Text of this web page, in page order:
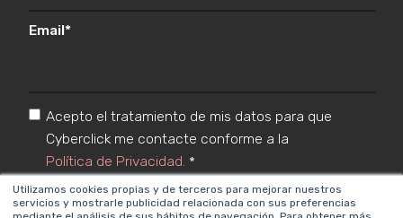
Utilizamos cookies propias y de terceros para mejorar nuestros
servicios y mostrarle publicidad relacionada con sus preferencias
Email*
Acepto el tratamiento de mis datos para que
Cyberclick me contacte conforme a la
Política de Privacidad. *